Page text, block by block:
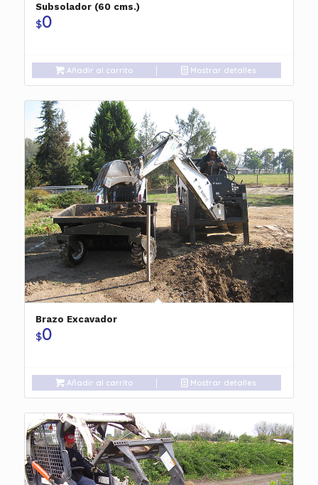
Subsolador (60 cms.)
$0
Añadir al carrito Mostrar detalles
Brazo Excavador
$0
Añadir al carrito Mostrar detalles